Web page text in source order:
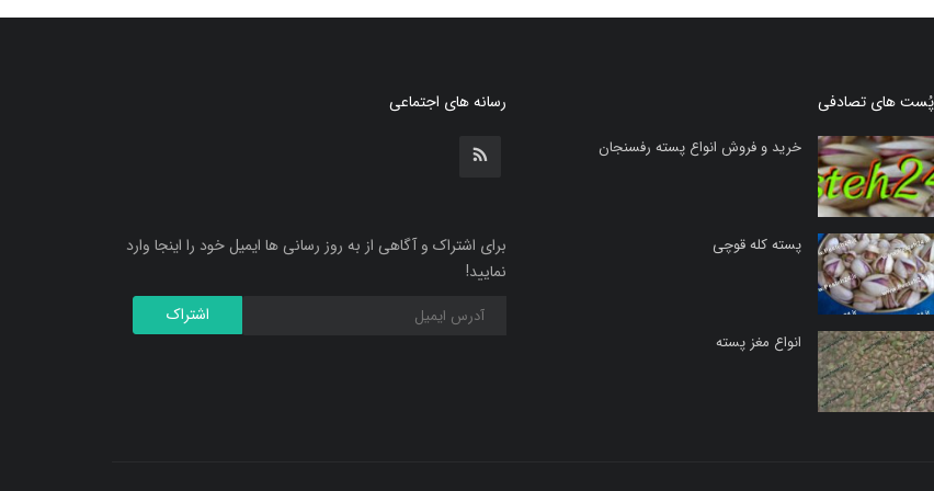
پُست های تصادفی
خرید و فروش انواع پسته رفسنجان
پسته کله قوچی
انواع مغز پسته
رسانه های اجتماعی
برای اشتراک و آگاهی از به روز رسانی ها ایمیل خود را اینجا وارد
نمایید!
اشتراک